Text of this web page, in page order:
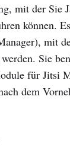
mit der Sie
können.
mit
Sie
für Jitsi
dem